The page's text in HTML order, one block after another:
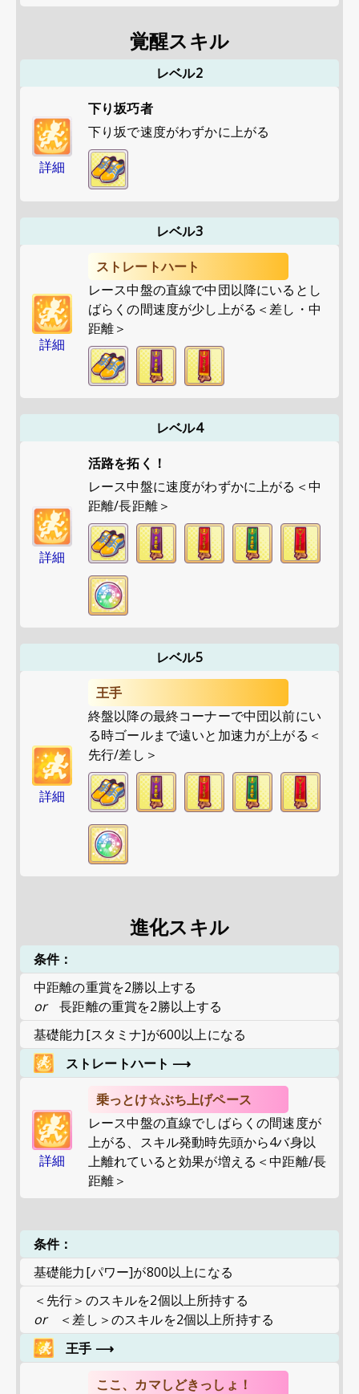
覚醒スキル
レベル2
詳細
下り坂巧者
下り坂で速度がわずかに上がる
レベル3
詳細
ストレートハート
レース中盤の直線で中団以降にいるとし
ばらくの間速度が少し上がる＜差し・中
距離＞
レベル4
詳細
活路を拓く！
レース中盤に速度がわずかに上がる＜中
距離/長距離＞
レベル5
詳細
王手
終盤以降の最終コーナーで中団以前にい
る時ゴールまで遠いと加速力が上がる＜
先行/差し＞
進化スキル
条件：
中距離の重賞を2勝以上する
or
長距離の重賞を2勝以上する
基礎能力[スタミナ]が600以上になる
ストレートハート ⟶
詳細
乗っとけ☆ぶち上げペース
レース中盤の直線でしばらくの間速度が
上がる、スキル発動時先頭から4バ身以
上離れていると効果が増える＜中距離/長
距離＞
条件：
基礎能力[パワー]が800以上になる
＜先行＞のスキルを2個以上所持する
or
＜差し＞のスキルを2個以上所持する
王手 ⟶
ここ、カマしどきっしょ！